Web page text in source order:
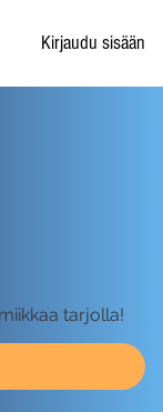
Kirjaudu sisään
tarjolla!